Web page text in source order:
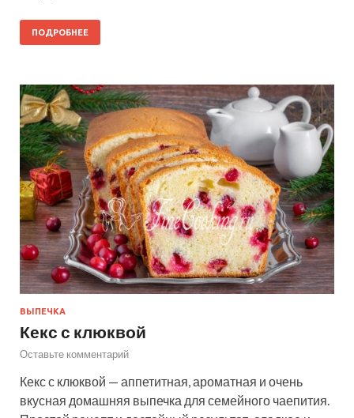
ПОДРОБНЕЕ
ВЫПЕЧКА
Кекс с клюквой
Оставьте комментарий
Кекс с клюквой — аппетитная, ароматная и очень
вкусная домашняя выпечка для семейного чаепития.